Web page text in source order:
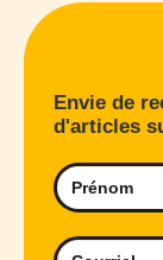
Envie de
d'articles